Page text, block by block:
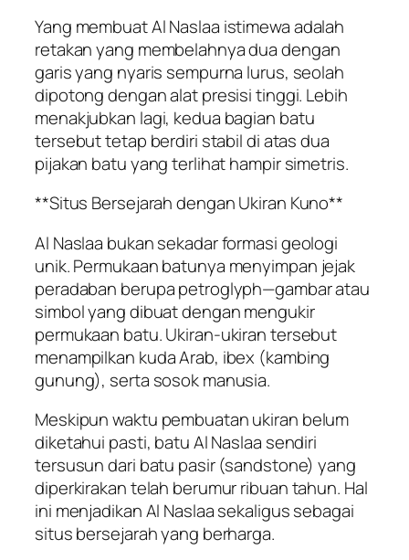
Yang membuat Al Naslaa istimewa adalah
retakan yang membelahnya dua dengan
garis yang nyaris sempurna lurus, seolah
dipotong dengan alat presisi tinggi. Lebih
menakjubkan lagi, kedua bagian batu
tersebut tetap berdiri stabil di atas dua
pijakan batu yang terlihat hampir simetris.
**Situs Bersejarah dengan Ukiran Kuno**
Al Naslaa bukan sekadar formasi geologi
unik. Permukaan batunya menyimpan jejak
peradaban berupa petroglyph—gambar atau
simbol yang dibuat dengan mengukir
permukaan batu. Ukiran-ukiran tersebut
menampilkan kuda Arab, ibex (kambing
gunung), serta sosok manusia.
Meskipun waktu pembuatan ukiran belum
diketahui pasti, batu Al Naslaa sendiri
tersusun dari batu pasir (sandstone) yang
diperkirakan telah berumur ribuan tahun. Hal
ini menjadikan Al Naslaa sekaligus sebagai
situs bersejarah yang berharga.